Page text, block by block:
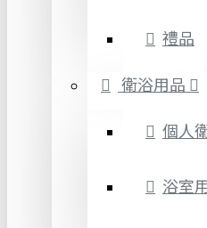
禮品
衛浴用品
個人
浴室